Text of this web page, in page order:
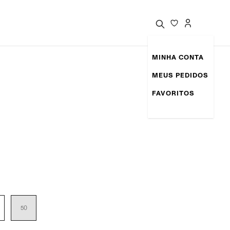
MINHA CONTA
MEUS PEDIDOS
FAVORITOS
50